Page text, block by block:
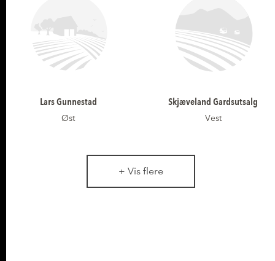
Lars Gunnestad
Øst
Skjæveland Gardsutsalg
Vest
+ Vis flere